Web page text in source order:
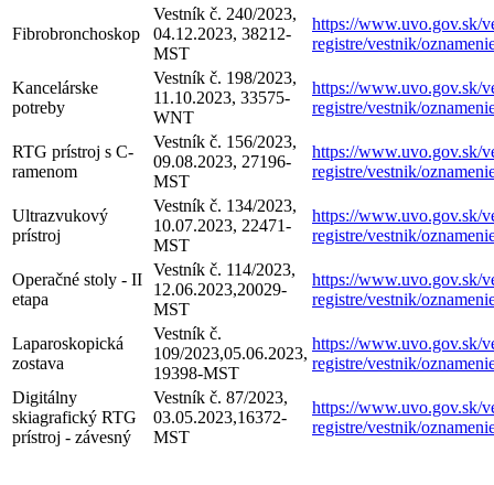
Fibrobronchoskop
Vestník č. 240/2023,
04.12.2023, 38212-
MST
https://www.uvo.gov.sk/
registre/vestnik/
Kancelárske
potreby
Vestník č. 198/2023,
11.10.2023, 33575-
WNT
https://www.uvo.gov.sk/
registre/vestnik/
RTG prístroj s C-
ramenom
Vestník č. 156/2023,
09.08.2023, 27196-
MST
https://www.uvo.gov.sk/
registre/vestnik/
Ultrazvukový
prístroj
Vestník č. 134/2023,
10.07.2023, 22471-
MST
https://www.uvo.gov.sk/
registre/vestnik/
Operačné stoly - II
etapa
Vestník č. 114/2023,
12.06.2023,20029-
MST
https://www.uvo.gov.sk/
registre/vestnik/
Laparoskopická
zostava
Vestník č.
109/2023,05.06.2023,
19398-MST
https://www.uvo.gov.sk/
registre/vestnik/
Digitálny
skiagrafický RTG
prístroj - závesný
Vestník č. 87/2023,
03.05.2023,16372-
MST
https://www.uvo.gov.sk/
registre/vestnik/